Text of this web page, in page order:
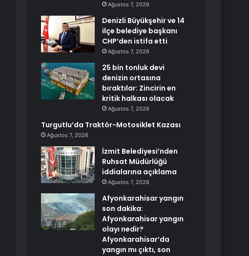
Ağustos 7, 2026
Denizli Büyükşehir ve 14
ilçe belediye başkanı
CHP’den istifa etti
Ağustos 7, 2026
25 bin tonluk devi
denizin ortasına
bıraktılar: Zincirin en
kritik halkası olacak
Ağustos 7, 2026
Turgutlu’da Traktör-Motosiklet Kazası
Ağustos 7, 2026
İzmit Belediyesi’nden
Ruhsat Müdürlüğü
iddialarına açıklama
Ağustos 7, 2026
Afyonkarahisar yangın
son dakika:
Afyonkarahisar yangın
olayı nedir?
Afyonkarahisar’da
yangın mı çıktı, son